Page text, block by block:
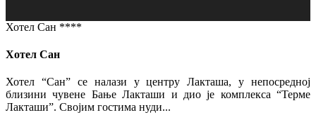
Хотел Сан ****
Хотел Сан
Хотел “Сан” се налази у центру Лакташа, у непосредној
близини чувене Бање Лакташи и дио је комплекса “Терме
Лакташи”. Својим гостима нуди...